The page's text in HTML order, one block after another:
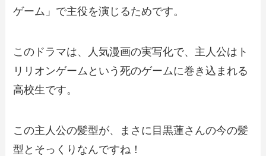
ゲーム」で主役を演じるためです。
このドラマは、人気漫画の実写化で、主人公はト
リリオンゲームという死のゲームに巻き込まれる
高校生です。
この主人公の髪型が、まさに目黒蓮さんの今の髪
型とそっくりなんですね！